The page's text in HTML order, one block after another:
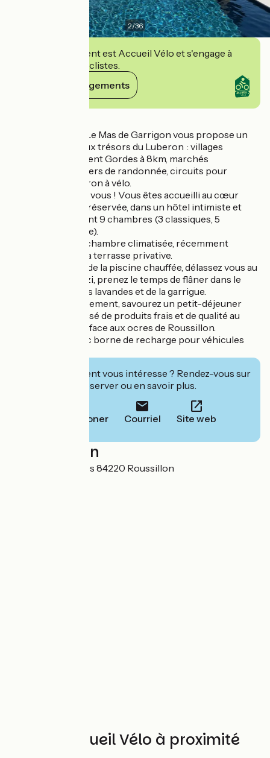
2/36
Cet établissement est Accueil Vélo et s'engage à
accueillir des cyclistes.
Voir ses engagements
Idéalement situé, Le Mas de Garrigon vous propose un
accès privilégié aux trésors du Luberon : villages
perchés, notamment Gordes à 8km, marchés
provençaux, sentiers de randonnée, circuits pour
découvrir le Luberon à vélo.
Vous êtes ici chez vous ! Vous êtes accueilli au cœur
d'une Provence préservée, dans un hôtel intimiste et
calme de seulement 9 chambres (3 classiques, 5
supérieures, 1 suite).
Profitez de votre chambre climatisée, récemment
redécorée, avec sa terrasse privative.
Paressez au bord de la piscine chauffée, délassez vous au
hammam et jacuzzi, prenez le temps de flâner dans le
jardin au milieu des lavandes et de la garrigue.
Au matin, tranquillement, savourez un petit-déjeuner
gourmand composé de produits frais et de qualité au
bord de la piscine face aux ocres de Roussillon.
Parking privé avec borne de recharge pour véhicules
Cet établissement vous intéresse ? Rendez-vous sur
leur site pour réserver ou en savoir plus.
Téléphoner Courriel Site web
Localisation
Route des lavandes 84220 Roussillon
Autres Accueil Vélo à proximité